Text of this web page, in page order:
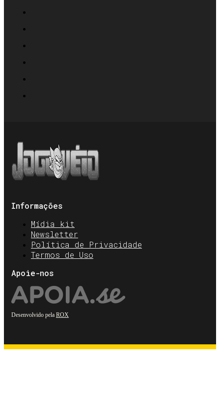
Informações
Mídia kit
Newsletter
Política de Privacidade
Termos de Uso
Apoie-nos
Desenvolvido pela ROX